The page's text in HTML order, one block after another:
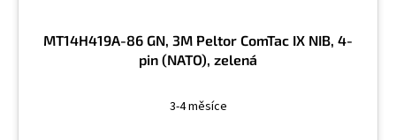
MT14H419A-86 GN, 3M Peltor ComTac IX NIB, 4-
pin (NATO), zelená
3-4 měsíce